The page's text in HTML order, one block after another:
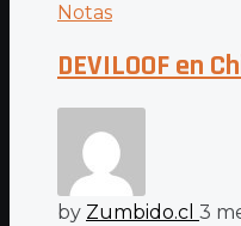
Notas
DEVILOOF en
by Zumbido.cl 3